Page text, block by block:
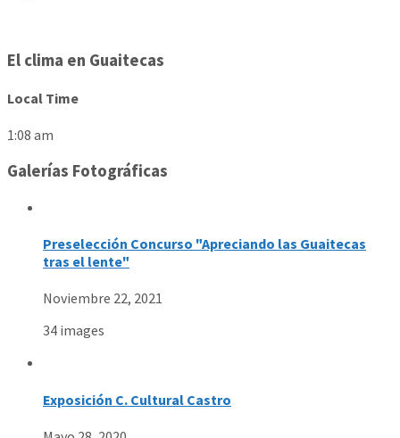
El clima en Guaitecas
Local Time
1:08 am
Galerías Fotográficas
Preselección Concurso "Apreciando las Guaitecas
tras el lente"
Noviembre 22, 2021
34 images
Exposición C. Cultural Castro